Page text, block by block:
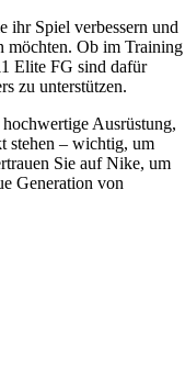
ihr Spiel verbessern und
möchten. Ob im Training
Elite FG sind dafür
zu unterstützen.
Ausrüstung,
stehen – wichtig, um
Sie auf Nike, um
Generation von